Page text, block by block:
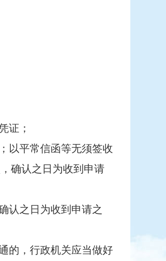
证；
以平常信函等无须签收
确认之日为收到申请
认之日为收到申请之
的，行政机关应当做好